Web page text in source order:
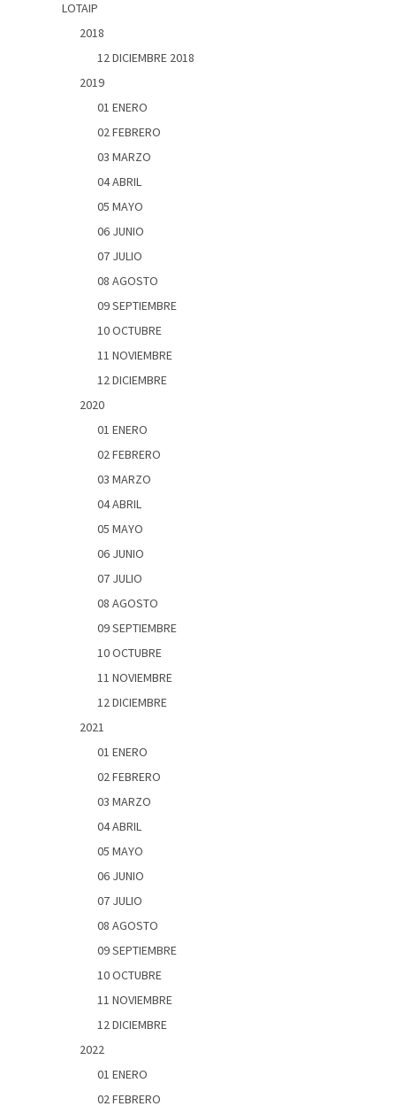
LOTAIP
2018
12 DICIEMBRE 2018
2019
01 ENERO
02 FEBRERO
03 MARZO
04 ABRIL
05 MAYO
06 JUNIO
07 JULIO
08 AGOSTO
09 SEPTIEMBRE
10 OCTUBRE
11 NOVIEMBRE
12 DICIEMBRE
2020
01 ENERO
02 FEBRERO
03 MARZO
04 ABRIL
05 MAYO
06 JUNIO
07 JULIO
08 AGOSTO
09 SEPTIEMBRE
10 OCTUBRE
11 NOVIEMBRE
12 DICIEMBRE
2021
01 ENERO
02 FEBRERO
03 MARZO
04 ABRIL
05 MAYO
06 JUNIO
07 JULIO
08 AGOSTO
09 SEPTIEMBRE
10 OCTUBRE
11 NOVIEMBRE
12 DICIEMBRE
2022
01 ENERO
02 FEBRERO